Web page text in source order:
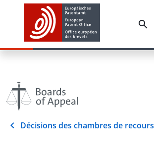
Décisions des chambres de recours